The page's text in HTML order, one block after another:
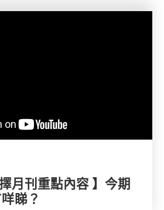
月刊重點內容 】今期
睇？